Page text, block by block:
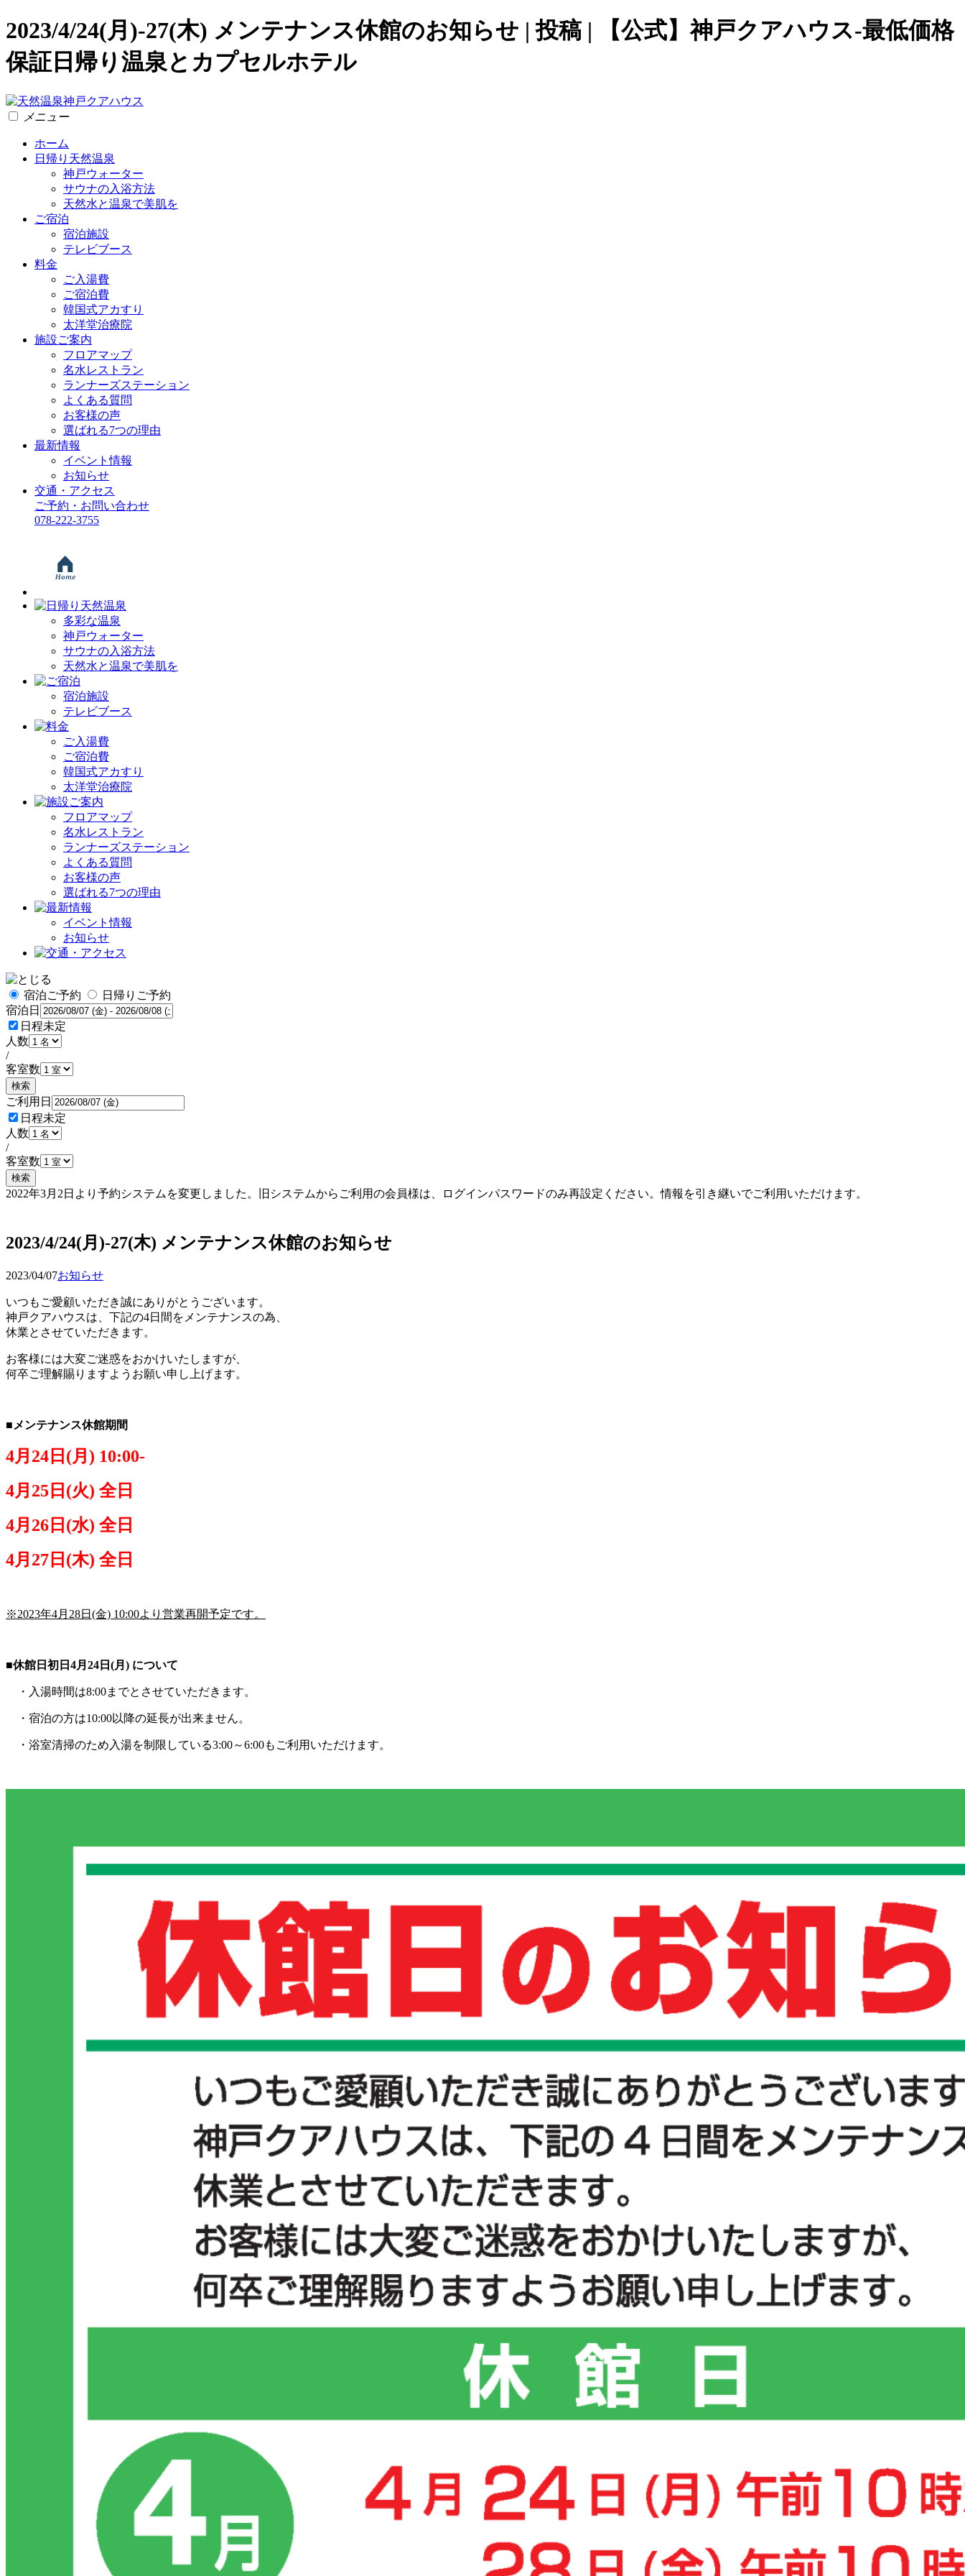
2023/4/24(月)-27(木) メンテナンス休館のお知らせ | 投稿 | 【公式】神戸クアハウス-最低価格
保証日帰り温泉とカプセルホテル
メニュー
ホーム
日帰り天然温泉
神戸ウォーター
サウナの入浴方法
天然水と温泉で美肌を
ご宿泊
宿泊施設
テレビブース
料金
ご入湯費
ご宿泊費
韓国式アカすり
太洋堂治療院
施設ご案内
フロアマップ
名水レストラン
ランナーズステーション
よくある質問
お客様の声
選ばれる7つの理由
最新情報
イベント情報
お知らせ
交通・アクセス
ご予約・お問い合わせ
078-222-3755
多彩な温泉
神戸ウォーター
サウナの入浴方法
天然水と温泉で美肌を
宿泊施設
テレビブース
ご入湯費
ご宿泊費
韓国式アカすり
太洋堂治療院
フロアマップ
名水レストラン
ランナーズステーション
よくある質問
お客様の声
選ばれる7つの理由
イベント情報
お知らせ
宿泊ご予約
日帰りご予約
宿泊日
日程未定
人数
/
客室数
検索
ご利用日
日程未定
人数
/
客室数
検索
2022年3月2日より予約システムを変更しました。旧システムからご利用の会員様は、ログインパスワードのみ再設定ください。情報を引き継いでご利用いただけます。
2023/4/24(月)-27(木) メンテナンス休館のお知らせ
2023/04/07お知らせ
いつもご愛顧いただき誠にありがとうございます。
神戸クアハウスは、下記の4日間をメンテナンスの為、
休業とさせていただきます。
お客様には大変ご迷惑をおかけいたしますが、
何卒ご理解賜りますようお願い申し上げます。
■メンテナンス休館期間
4月24日(月) 10:00-
4月25日(火) 全日
4月26日(水) 全日
4月27日(木) 全日
※2023年4月28日(金) 10:00より営業再開予定です。
■休館日初日4月24日(月) について
・入湯時間は8:00までとさせていただきます。
・宿泊の方は10:00以降の延長が出来ません。
・浴室清掃のため入湯を制限している3:00～6:00もご利用いただけます。